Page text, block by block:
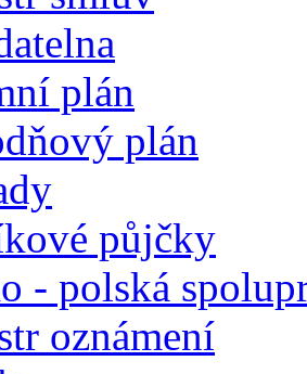
plán
plán
půjčky
- polská
oznámení